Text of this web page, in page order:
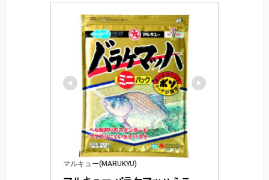
マルキュー(MARUKYU)